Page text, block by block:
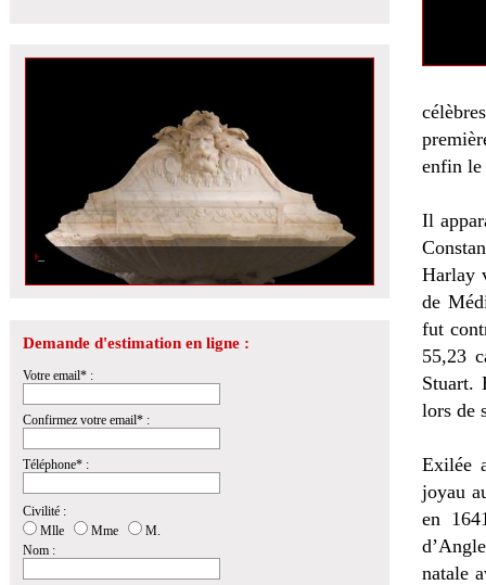
Demande d'estimation en ligne :
Votre email* :
Confirmez votre email* :
Téléphone* :
Civilité :
Mlle
Mme
M.
Nom :
enfin
Il
Harlay
de
fut
55,23
Stuart.
lors de
Exilée
joyau
en
natale